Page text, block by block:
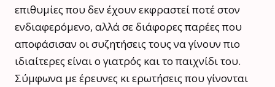
επιθυμίες που δεν έχουν εκφραστεί ποτέ στον
ενδιαφερόμενο, αλλά σε διάφορες παρέες που
αποφάσισαν οι συζητήσεις τους να γίνουν πιο
ιδιαίτερες είναι ο γιατρός και το παιχνίδι του.
Σύμφωνα με έρευνες κι ερωτήσεις που γίνονται